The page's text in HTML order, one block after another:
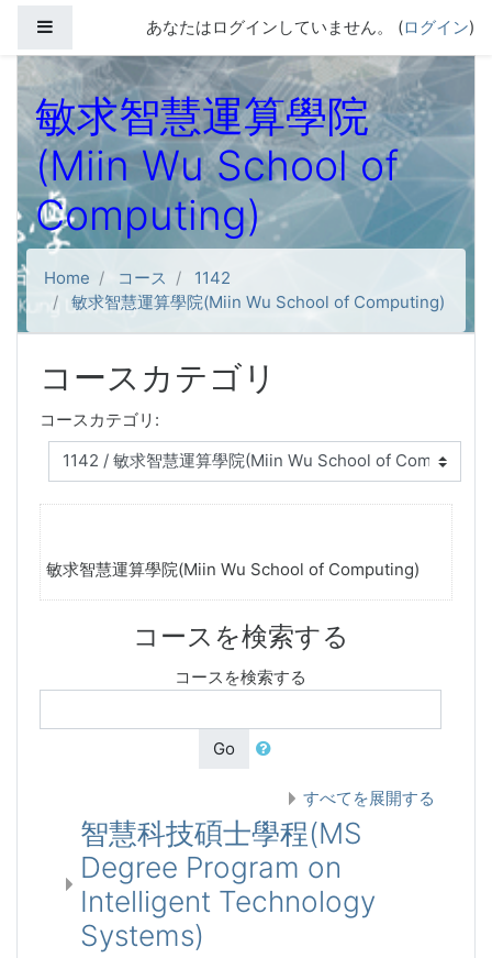
サイドパネルあなたはログインしていません。 (ログイン)
敏求智慧運算學院
(Miin Wu School of
Computing)
Home コース
1142
敏求智慧運算學院(Miin Wu School of Computing)
コースカテゴリ
コースカテゴリ:
敏求智慧運算學院(Miin Wu School of Computing)
コースを検索する
コースを検索する
Go
すべてを展開する
智慧科技碩士學程(MS
Degree Program on
Intelligent Technology
Systems)